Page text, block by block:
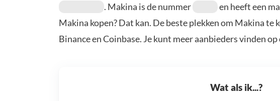
. Makina is de nummer
en heeft een
Makina kopen? Dat kan. De beste plekken om Makina te
Binance en Coinbase. Je kunt meer aanbieders vinden
Wat als ik...?